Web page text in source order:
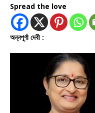
Spread the love
অন্নপূর্ণা দেবী :